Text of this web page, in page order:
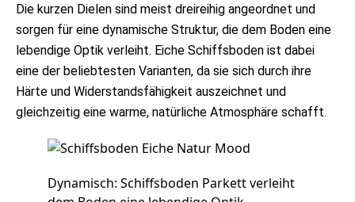
Die kurzen Dielen sind meist dreireihig angeordnet und
sorgen für eine dynamische Struktur, die dem Boden eine
lebendige Optik verleiht. Eiche Schiffsboden ist dabei
eine der beliebtesten Varianten, da sie sich durch ihre
Härte und Widerstandsfähigkeit auszeichnet und
gleichzeitig eine warme, natürliche Atmosphäre schafft.
Dynamisch: Schiffsboden Parkett verleiht